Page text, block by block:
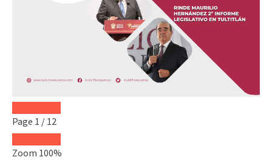
Page 1 / 12
Zoom 100%